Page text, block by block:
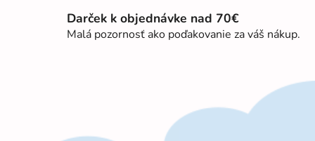
ý
p
i
Darček k objednávke nad 70€
Malá pozornosť ako poďakovanie za váš nákup.